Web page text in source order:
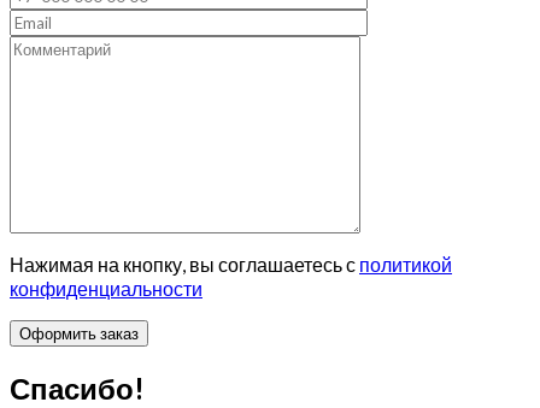
Нажимая на кнопку, вы соглашаетесь с политикой
конфиденциальности
Спасибо!